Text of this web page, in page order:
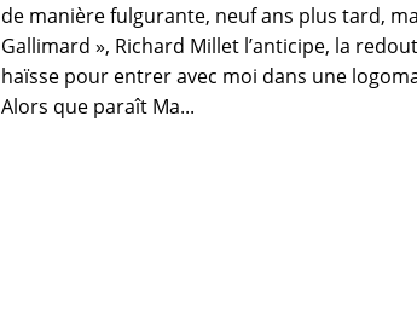
de manière fulgurante, neuf ans plus tard,
Gallimard », Richard Millet l’anticipe, la
haïsse pour entrer avec moi dans une
Alors que paraît Ma...